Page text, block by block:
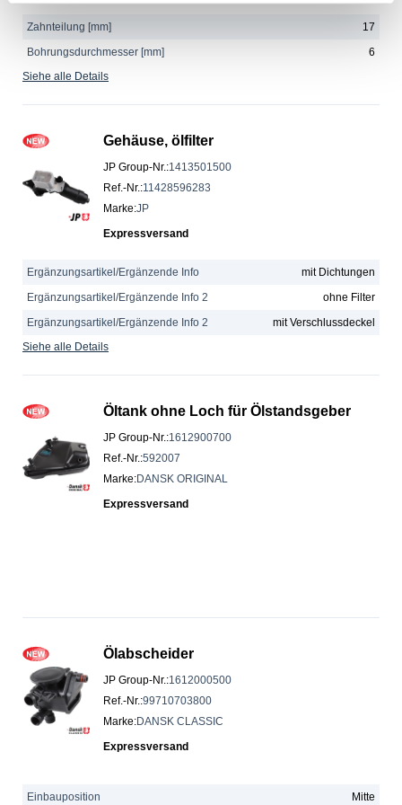
Zahnteilung [mm]
17
Bohrungsdurchmesser [mm]
6
Siehe alle Details
Gehäuse, ölfilter
JP Group-Nr.:1413501500
Ref.-Nr.:11428596283
Marke:JP
Expressversand
Ergänzungsartikel/Ergänzende Info
mit Dichtungen
Ergänzungsartikel/Ergänzende Info 2
ohne Filter
Ergänzungsartikel/Ergänzende Info 2
mit Verschlussdeckel
Siehe alle Details
Öltank ohne Loch für Ölstandsgeber
JP Group-Nr.:1612900700
Ref.-Nr.:592007
Marke:DANSK ORIGINAL
Expressversand
Ölabscheider
JP Group-Nr.:1612000500
Ref.-Nr.:99710703800
Marke:DANSK CLASSIC
Expressversand
Einbauposition Mitte